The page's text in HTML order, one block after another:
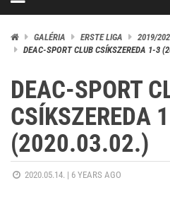
GALÉRIA ERSTE LIGA
2019/
DEAC-SPORT CLUB CSÍKSZEREDA 1-3
DEAC-SPORT
CSÍKSZEREDA
(2020.03.02.)
2020.05.14. | 6 YEARS AGO